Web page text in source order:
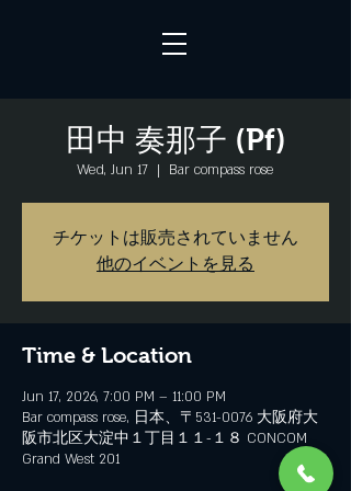
田中 奏那子 (Pf)
Wed, Jun 17
  |
Bar compass rose
チケットは販売されていません
他のイベントを見る
Time & Location
Jun 17, 2026, 7:00 PM – 11:00 PM
Bar compass rose, 日本、〒531-0076 大阪府大
阪市北区大淀中１丁目１１−１８ CONCOM
Grand West 201